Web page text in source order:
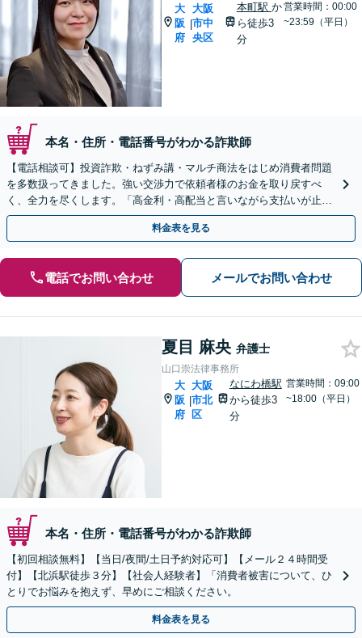
大
阪
府
|
大阪
市中
央区
本町駅 か
ら徒歩3
分
営業時間：00:00
~23:59（平日）
本名・住所・電話番号がわかる詐欺師
【電話相談可】投資詐欺・ねずみ講・マルチ商法をはじめ消費者問題
を多数扱ってきました。強い交渉力で依頼者様のお金を取り戻すべ
く、全力を尽くします。「高金利・高配当と言いながら支払いが止ま
った」等、まずはお電話ください。
料金表を見る
電話でお問い合わせ メールでお問い合わせ
夏目 麻央 弁護士
山口崇法律事務所
大
阪
府
|
大阪
市北
区
なにわ橋駅
から徒歩3
分
営業時間：09:00
~18:00（平日）
本名・住所・電話番号がわかる詐欺師
【初回相談無料】【当日/夜間/土日予約対応可】【メール２４時間受
付】【北浜駅徒歩３分】【社会人経験者】「消費者被害について、ひ
とりでお悩みを抱えず、早めにご相談ください。
料金表を見る